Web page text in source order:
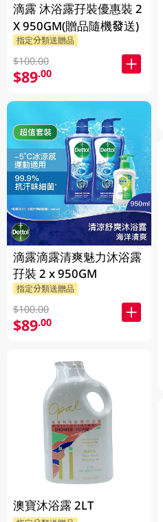
滴露 沐浴露孖裝優惠裝 2
X 950GM(贈品隨機發送)
指定分類送贈品
$100.00
$89.00
滴露滴露清爽魅力沐浴露
孖裝 2 x 950GM
指定分類送贈品
$100.00
$89.00
澳寶沐浴露 2LT